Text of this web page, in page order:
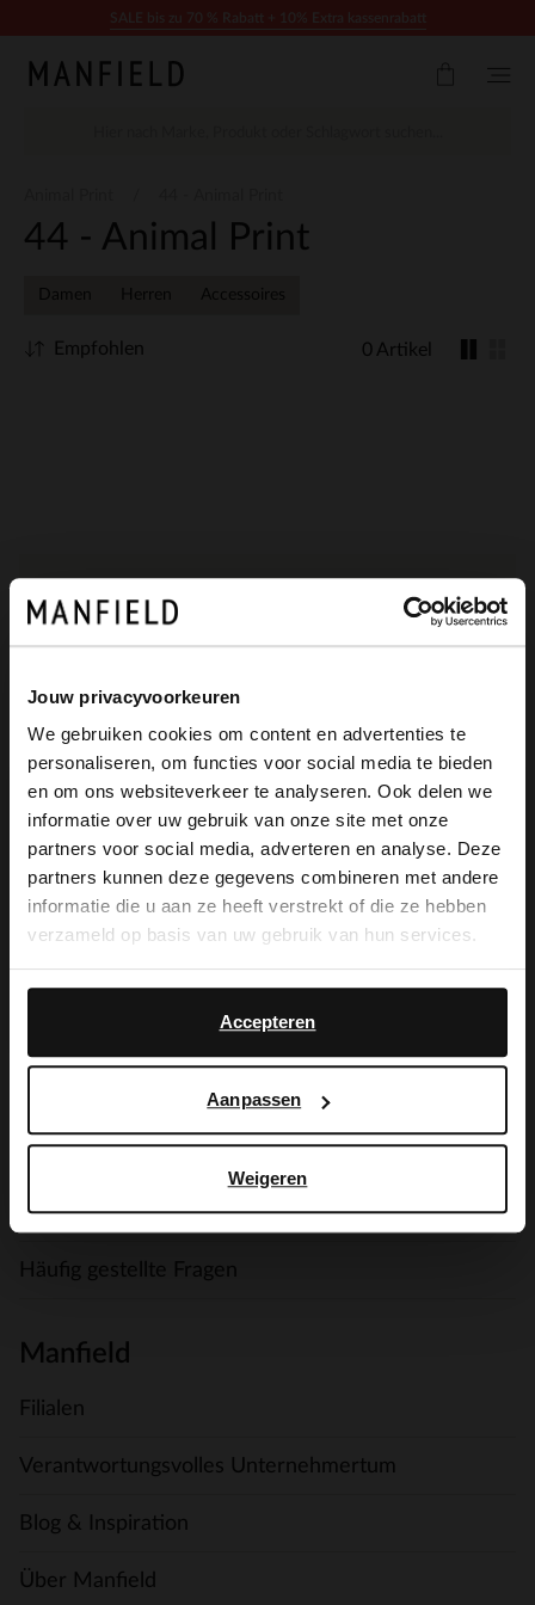
Jouw privacyvoorkeuren
We gebruiken cookies om content en advertenties te
personaliseren, om functies voor social media te bieden
en om ons websiteverkeer te analyseren. Ook delen we
informatie over uw gebruik van onze site met onze
partners voor social media, adverteren en analyse. Deze
partners kunnen deze gegevens combineren met andere
informatie die u aan ze heeft verstrekt of die ze hebben
verzameld op basis van uw gebruik van hun services.
Accepteren
Aanpassen
Weigeren
44 - Animal Print
Damen Herren Accessoires
0 Artikel
Empfohlen
Die Vorteile von
My Manfield
warten auf dich
MELDE DICH JETZT BEI MY
MANFIELD AN
Mehr über My Manfield
Service
Versand & Lieferung
Zahlungsmethoden
Umtausch und Rückgabe
Häufig gestellte Fragen
Manfield
Filialen
Verantwortungsvolles Unternehmertum
Blog & Inspiration
Über Manfield
×
View this website in English?
It looks like your language isn't Dutch. Would
you like to switch to English?
English